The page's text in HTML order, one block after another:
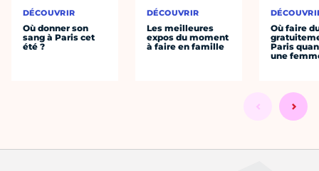
DÉCOUVRIR
Où donner son
sang à Paris cet
été ?
DÉCOUVRIR
Les meilleures
expos du moment
à faire en famille
Où faire
Paris
une